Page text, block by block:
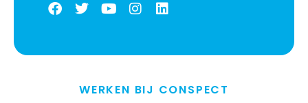
WERKEN BIJ CONSPECT